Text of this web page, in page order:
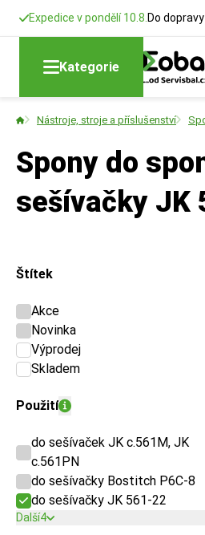
Expedice v pondělí 10.8. Do
Kategorie
Nástroje, stroje a příslušenství
Spony do
sešívačky JK
Štítek
Akce
Novinka
Výprodej
Skladem
Použití
do sešívaček JK c.561M, JK
c.561PN
do sešívačky Bostitch P6C-8
do sešívačky JK 561-22
Další4